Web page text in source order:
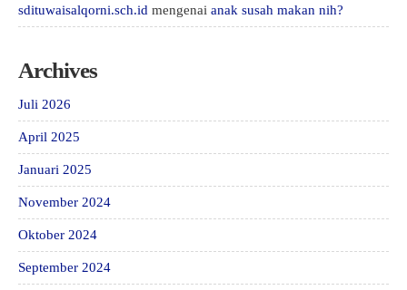
sdituwaisalqorni.sch.id mengenai anak susah makan nih?
Archives
Juli 2026
April 2025
Januari 2025
November 2024
Oktober 2024
September 2024